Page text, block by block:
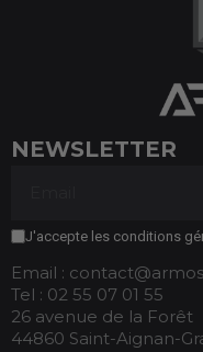
NEWSLETTER
J'accepte les conditions
Email :
Tel : 02 55 07 01 55
26 avenue de la Forêt
44860 Saint-Aignan-